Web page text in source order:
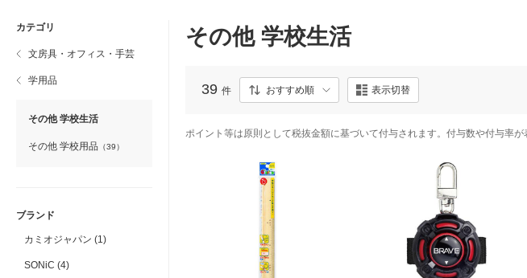
カテゴリ
文房具・オフィス・手芸
学用品
その他 学校生活
その他 学校用品 （39）
ブランド
カミオジャパン (1)
SONiC (4)
その他 学校生活
39 件 おすすめ順 表示切替
ポイント等は原則として税抜金額に基づいて付与されます。付与数や付与率